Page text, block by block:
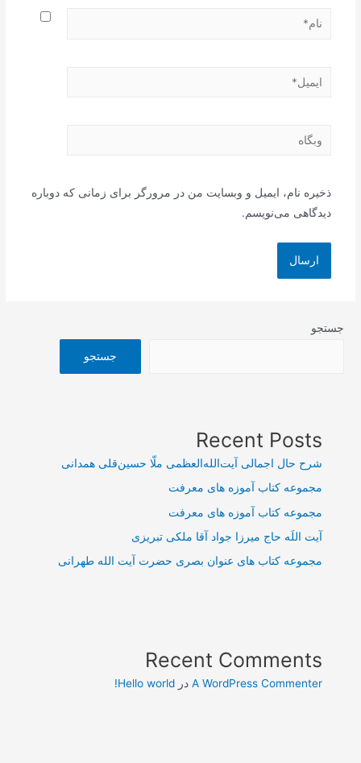
نام*
ایمیل*
وبگاه
ذخیره نام، ایمیل و وبسایت من در مرورگر برای زمانی که دوباره
دیدگاهی می‌نویسم.
جستجو
جستجو
Recent Posts
شرح حال اجمالی آیت‌الله‌العظمی ملّا حسین‌قلی همدانی
مجموعه کتاب آموزه های معرفت
مجموعه کتاب آموزه های معرفت
آیت اللَه حاج میرزا جواد آقا ملکی تبریزی
مجموعه کتاب های عنوان بصری حضرت آیت الله طهرانی
Recent Comments
A WordPress Commenter درHello world!